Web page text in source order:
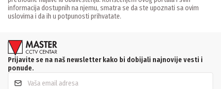
informacija dostupnih na njemu, smatra se da ste upoznati sa ovim
uslovima i da ih u potpunosti prihvatate.
Prijavite se na naš newsletter kako bi dobijali najnovije vesti i
ponude.